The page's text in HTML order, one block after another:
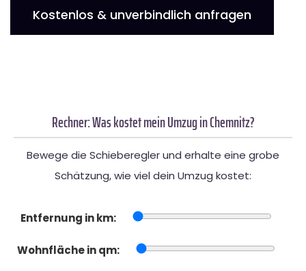
Kostenlos & unverbindlich anfragen
Rechner: Was kostet mein Umzug in Chemnitz?
Bewege die Schieberegler und erhalte eine grobe
Schätzung, wie viel dein Umzug kostet:
Entfernung in km:
Wohnfläche in qm: